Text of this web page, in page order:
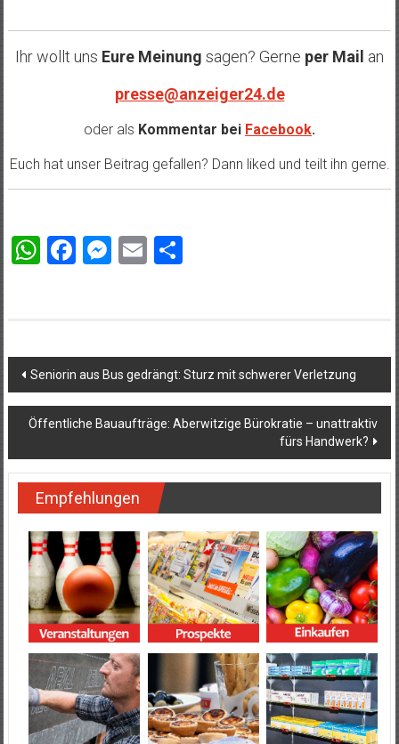
Ihr wollt uns Eure Meinung sagen? Gerne per Mail an
presse@anzeiger24.de
oder als Kommentar bei Facebook.
Euch hat unser Beitrag gefallen? Dann liked und teilt ihn gerne.
WhatsApp
Facebook
Messenger
EmailTeilen
Beitragsnavigation
Seniorin aus Bus gedrängt: Sturz mit schwerer Verletzung
Öffentliche Bauaufträge: Aberwitzige Bürokratie – unattraktiv
fürs Handwerk?
Empfehlungen